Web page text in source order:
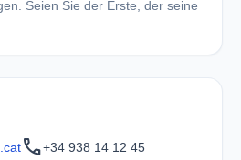
Seien Sie der Erste, der seine
call+34 938 14 12 45